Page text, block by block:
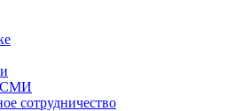
СМИ
сотрудничество